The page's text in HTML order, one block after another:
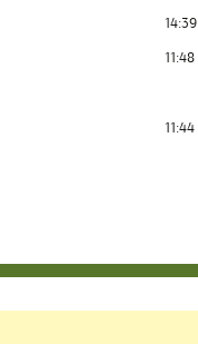
14:39
11:48
11:44